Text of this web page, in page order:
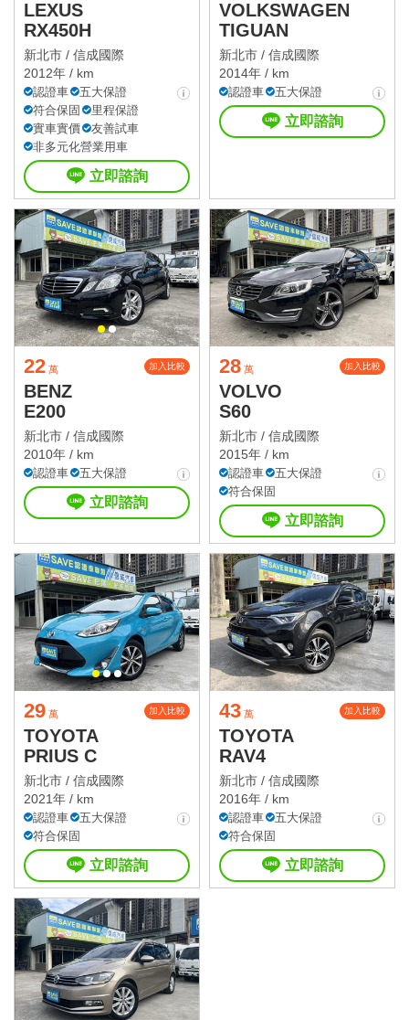
LEXUS
RX450H
新北市 / 信成國際
2012年 / km
認證車
五大保證
符合保固
里程保證
實車實價
友善試車
非多元化營業用車
立即諮詢
VOLKSWAGEN
TIGUAN
新北市 / 信成國際
2014年 / km
認證車 五大保證
立即諮詢
22 萬 加入比較
BENZ
E200
新北市 / 信成國際
2010年 / km
認證車 五大保證
立即諮詢
28 萬 加入比較
VOLVO
S60
新北市 / 信成國際
2015年 / km
認證車
五大保證
符合保固
立即諮詢
29 萬 加入比較
TOYOTA
PRIUS C
新北市 / 信成國際
2021年 / km
認證車
五大保證
符合保固
立即諮詢
43 萬 加入比較
TOYOTA
RAV4
新北市 / 信成國際
2016年 / km
認證車
五大保證
符合保固
立即諮詢